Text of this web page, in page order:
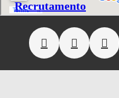
Recrutamento